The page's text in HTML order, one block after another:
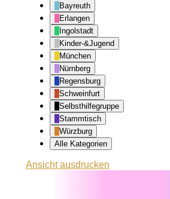
Bayreuth
Erlangen
Ingolstadt
Kinder-&Jugend
München
Nürnberg
Regensburg
Schweinfurt
Selbsthilfegruppe
Stammtisch
Würzburg
Alle Kategorien
Ansichtausdrucken